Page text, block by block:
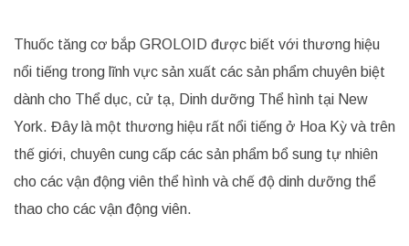
Thuốc tăng cơ bắp GROLOID được biết với thương hiệu
nổi tiếng trong lĩnh vực sản xuất các sản phẩm chuyên biệt
dành cho Thể dục, cử tạ, Dinh dưỡng Thể hình tại New
York. Đây là một thương hiệu rất nổi tiếng ở Hoa Kỳ và trên
thế giới, chuyên cung cấp các sản phẩm bổ sung tự nhiên
cho các vận động viên thể hình và chế độ dinh dưỡng thể
thao cho các vận động viên.